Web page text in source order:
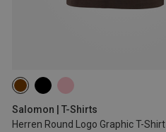
Salomon | T-Shirts
Herren Round Logo Graphic T-Shirt
XL